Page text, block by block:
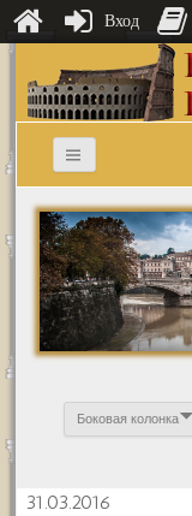
Боковая колонка
31.03.2016
Вход